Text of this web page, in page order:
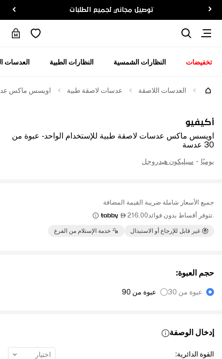
توصيل مجاني لجميع الطلبات
تخفيضات النظارات الشمسية النظارات الطبية العدسات
العدسات اللاصقة عدسات لاصقة طبية اويسس ماكس عدسات
أكيفيو
اويسس ماكس عدسات لاصقة طبية للإستخدام الواحد - عبوة من
30 عدسة
يوميًا - سيليكون هيدروجل
جميع الأسعار شاملة ضريبة القيمة المضافة
.تتوفر أقساط بدون فوائد216.00

غير قابل للإرجاع أو الاستبدال خدمة الإستلام من الفرع
حجم العبوة:
عبوة من 30 عبوة من 90
إدخال الوصفة
القوة الدائرية: اختيار